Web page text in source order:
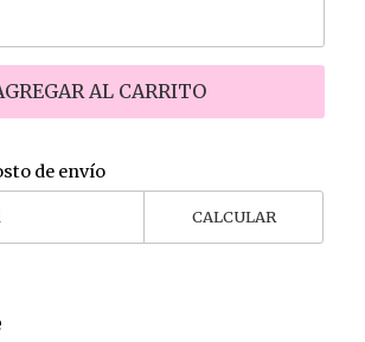
AL CARRITO
de envío
CALCULAR